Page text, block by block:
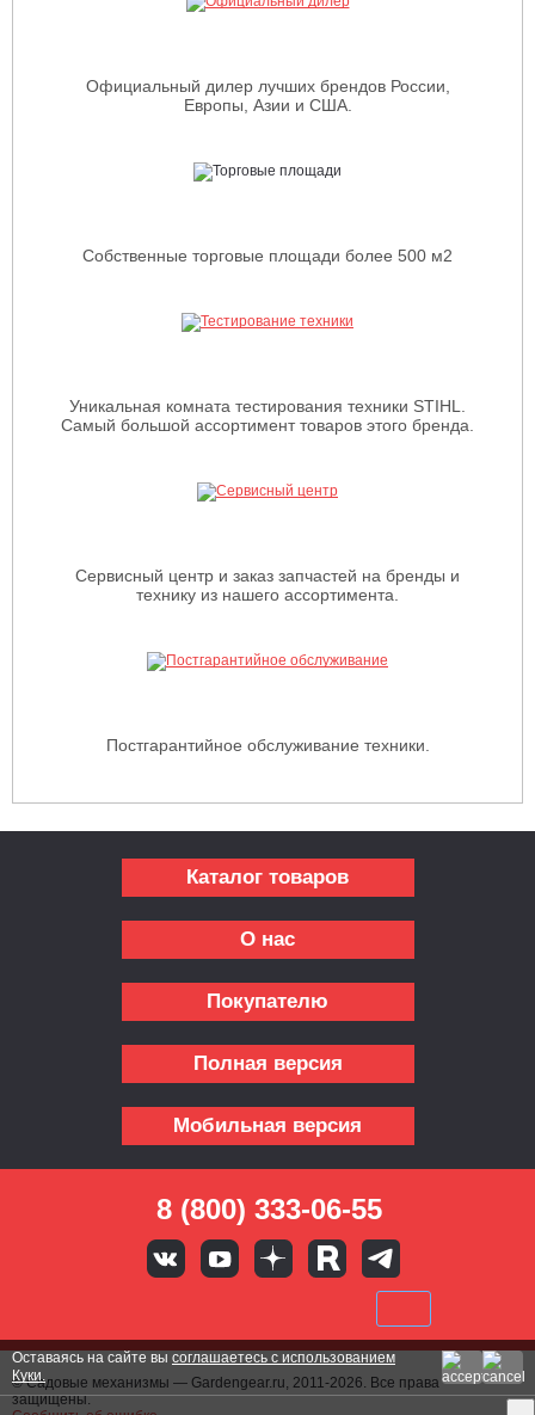
Официальный дилер лучших брендов России,
Европы, Азии и США.
Собственные торговые площади более 500 м2
Уникальная комната тестирования техники STIHL.
Самый большой ассортимент товаров этого бренда.
Сервисный центр и заказ запчастей на бренды и
технику из нашего ассортимента.
Постгарантийное обслуживание техники.
Каталог товаров
О нас
Покупателю
Полная версия
Мобильная версия
8 (800) 333-06-55
© Садовые механизмы — Gardengear.ru, 2011-2026. Все права
защищены.
Оставаясь на сайте вы соглашаетесь с использованием
Куки.